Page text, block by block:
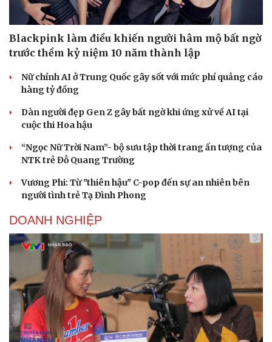
Cải chính
Blackpink làm điều khiến người hâm mộ bất ngờ
trước thềm kỷ niệm 10 năm thành lập
Nữ chính AI ở Trung Quốc gây sốt với mức phí quảng cáo
hàng tỷ đồng
Dàn người đẹp Gen Z gây bất ngờ khi ứng xử về AI tại
cuộc thi Hoa hậu
“Ngọc Nữ Trời Nam”- bộ sưu tập thời trang ấn tượng của
NTK trẻ Đỗ Quang Trường
Vương Phi: Từ "thiên hậu" C-pop đến sự an nhiên bên
người tình trẻ Tạ Đình Phong
DOANH NGHIỆP